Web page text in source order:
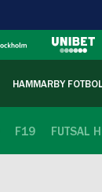
HAMMARBY
F19 FUTSAL